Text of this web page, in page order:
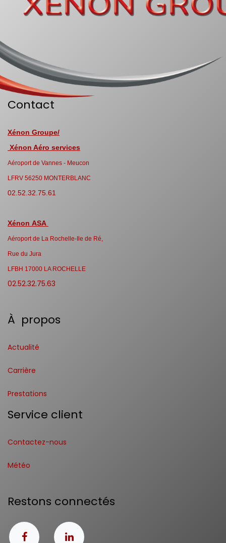
Contact
Xénon Groupe/
Xénon Aéro services
Aéroport de Vannes - Meucon
LFRV 56250 MONTERBLANC
02.52.32.75.61
Xénon ASA
Aéroport de La Rochelle-Ile de Ré,
Rue du Jura
LFBH 17000 LA ROCHELLE
02.52.32.75.63
À propos
Actualité
Carrière
Prestations
Service client
Contactez-nous
Météo
Restons connectés